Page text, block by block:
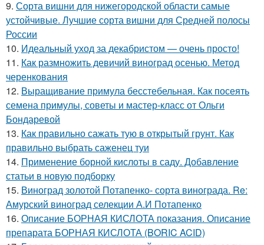
9. Сорта вишни для нижегородской области самые
устойчивые. Лучшие сорта вишни для Средней полосы
России
10. Идеальный уход за декабристом — очень просто!
11. Как размножить девичий виноград осенью. Метод
черенкования
12. Выращивание примула бесстебельная. Как посеять
семена примулы, советы и мастер-класс от Ольги
Бондаревой
13. Как правильно сажать тую в открытый грунт. Как
правильно выбрать саженец туи
14. Применение борной кислоты в саду. Добавление
статьи в новую подборку
15. Виноград золотой Потапенко- сорта винограда. Re:
Амурский виноград селекции А.И Потапенко
16. Описание БОРНАЯ КИСЛОТА показания. Описание
препарата БОРНАЯ КИСЛОТА (BORIC ACID)